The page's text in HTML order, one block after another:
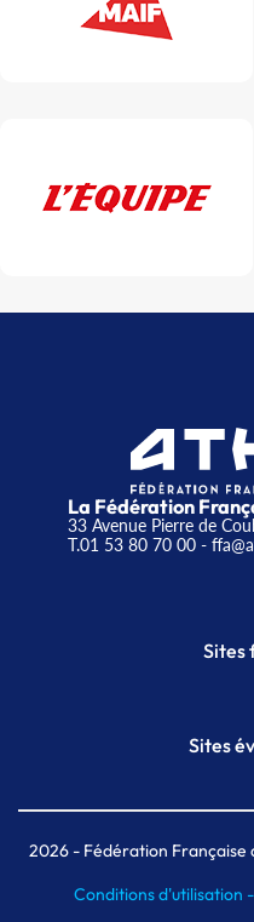
La Fédération
33 Avenue Pierre de
T.01 53 80 70 00-
Sites
Sites
Meeting
MAIF
2026- Fédération Française
Conditions d'utilisation -